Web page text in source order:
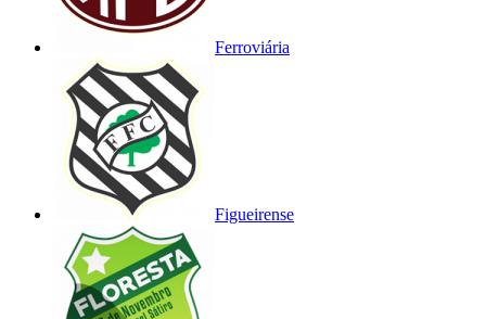
Ferroviária
Figueirense